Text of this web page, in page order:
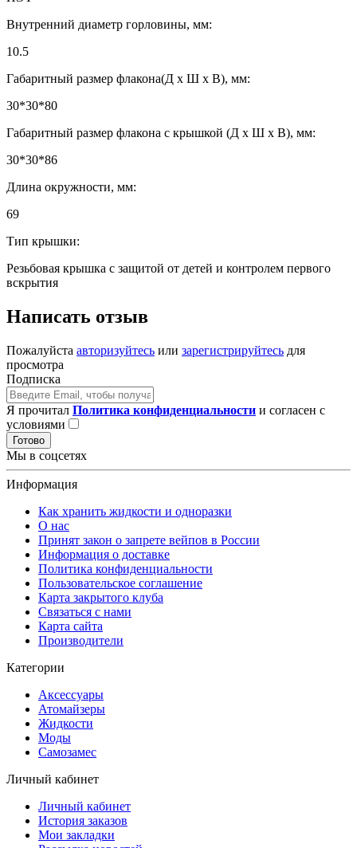
Внутренний диаметр горловины, мм:
10.5
Габаритный размер флакона(Д х Ш х В), мм:
30*30*80
Габаритный размер флакона с крышкой (Д х Ш х В), мм:
30*30*86
Длина окружности, мм:
69
Тип крышки:
Резьбовая крышка с защитой от детей и контролем первого
вскрытия
Написать отзыв
Пожалуйста авторизуйтесь или зарегистрируйтесь для
просмотра
Подписка
Я прочитал Политика конфиденциальности и согласен с
условиями
Готово
Мы в соцсетях
Информация
Как хранить жидкости и одноразки
О нас
Принят закон о запрете вейпов в России
Информация о доставке
Политика конфиденциальности
Пользовательское соглашение
Карта закрытого клуба
Связаться с нами
Карта сайта
Производители
Категории
Аксессуары
Атомайзеры
Жидкости
Моды
Самозамес
Личный кабинет
Личный кабинет
История заказов
Мои закладки